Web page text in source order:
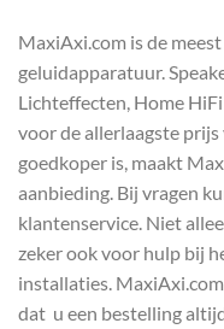
MaxiAxi.com is de
geluidapparatuur.
Lichteffecten, Home
voor de allerlaagste
goedkoper is, maakt
aanbieding. Bij vragen
klantenservice. Niet
zeker ook voor hulp bij
installaties.
dat u een bestelling